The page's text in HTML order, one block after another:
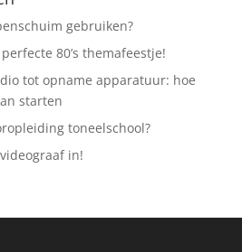
gebruiken?
80’s themafeestje!
tot opname apparatuur: hoe
starten
toneelschool?
in!